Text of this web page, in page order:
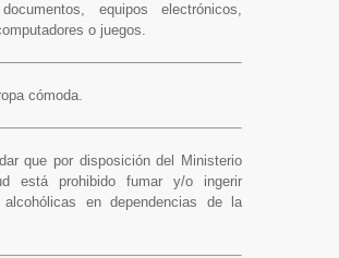
equipos electrónicos,
o juegos.
cómoda.
que por disposición del Ministerio
está prohibido fumar y/o ingerir
alcohólicas en dependencias de la